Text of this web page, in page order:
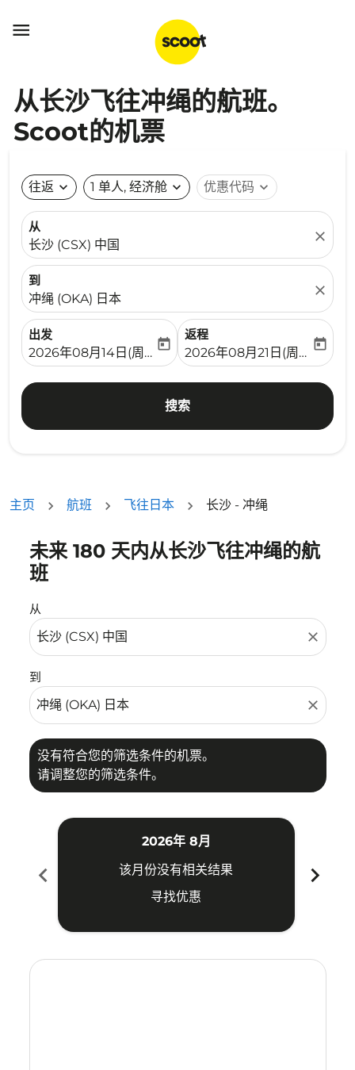

从长沙飞往冲绳的航班。
Scoot的机票
往返 expand_more 1 单人, 经济舱 expand_more 优惠代码 expand_more
从
长沙 (CSX) 中国
close
到
冲绳 (OKA) 日本
close
出发
fc-booking-departure-date-aria-label
2026年08月14日(周五)
today
返程
fc-booking-return-date-
2026年08月21日(周五)
today
搜索
主页 航班 飞往日本 长沙 - 冲绳
未来 180 天内从长沙飞往冲绳的航
班
从
close
到
close
没有符合您的筛选条件的机票。
请调整您的筛选条件。
没有符合您的筛选条件的机票。请调整您的筛选条件。
chevron_left
2026年 8月
该月份没有相关结果
寻找优惠
chevron_right